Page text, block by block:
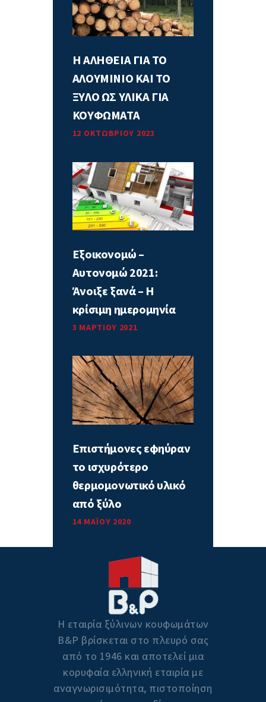
Η ΑΛΗΘΕΙΑ ΓΙΑ ΤΟ
ΑΛΟΥΜΙΝΙΟ ΚΑΙ ΤΟ
ΞΥΛΟ ΩΣ ΥΛΙΚΑ ΓΙΑ
ΚΟΥΦΩΜΑΤΑ
12 ΟΚΤΩΒΡΊΟΥ 2023
Εξοικονομώ –
Αυτονομώ 2021:
Άνοιξε ξανά – Η
κρίσιμη ημερομηνία
3 ΜΑΡΤΊΟΥ 2021
Επιστήμονες εφηύραν
το ισχυρότερο
θερμομονωτικό υλικό
από ξύλο
14 ΜΑΪ́ΟΥ 2020
Η εταιρία ξύλινων κουφωμάτων
Β&P βρίσκεται στο πλευρό σας
από το 1946 και αποτελεί μια
κορυφαία ελληνική εταιρία με
αναγνωρισιμότητα, πιστοποίηση